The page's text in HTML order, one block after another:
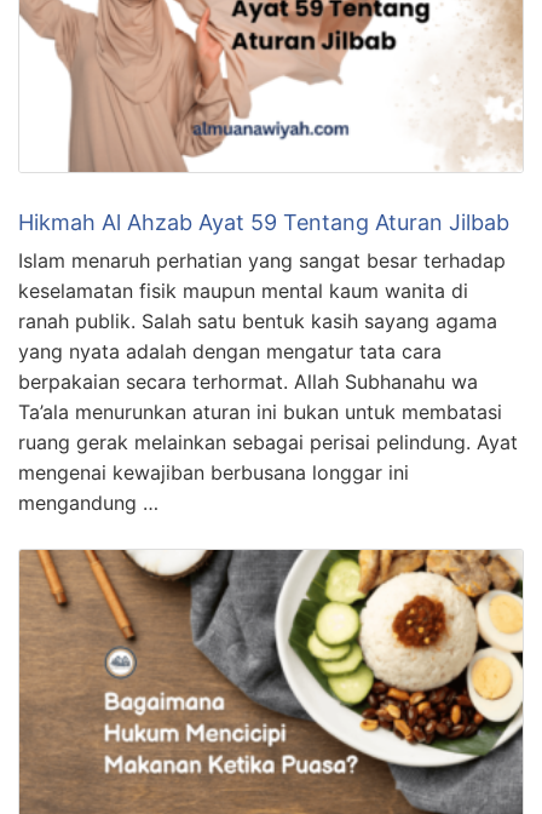
Hikmah Al Ahzab Ayat 59 Tentang Aturan Jilbab
Islam menaruh perhatian yang sangat besar terhadap
keselamatan fisik maupun mental kaum wanita di
ranah publik. Salah satu bentuk kasih sayang agama
yang nyata adalah dengan mengatur tata cara
berpakaian secara terhormat. Allah Subhanahu wa
Ta’ala menurunkan aturan ini bukan untuk membatasi
ruang gerak melainkan sebagai perisai pelindung. Ayat
mengenai kewajiban berbusana longgar ini
mengandung …